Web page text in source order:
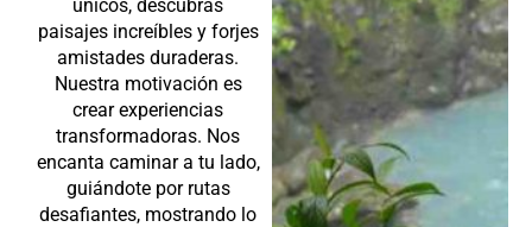
únicos, descubras
paisajes increíbles y forjes
amistades duraderas.
Nuestra motivación es
crear experiencias
transformadoras. Nos
encanta caminar a tu lado,
guiándote por rutas
desafiantes, mostrando lo